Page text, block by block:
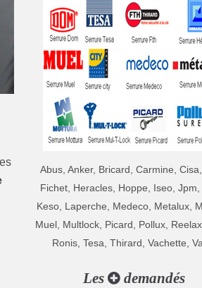
Abus, Anker, Bricard, Carmine,
Fichet, Heracles, Hoppe, Iseo, Jpm,
Keso, Laperche, Medeco, Metalux,
Muel, Multlock, Picard, Pollux,
Ronis, Tesa, Thirard, Vachette,
Les demandés